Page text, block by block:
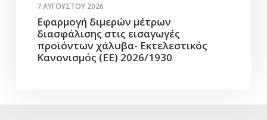
7 ΑΥΓΟΎΣΤΟΥ 2026
Εφαρμογή διμερών μέτρων
διασφάλισης στις εισαγωγές
προϊόντων χάλυβα- Εκτελεστικός
Κανονισμός (ΕΕ) 2026/1930